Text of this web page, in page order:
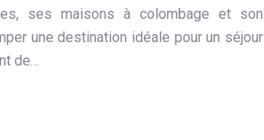
ses maisons à colombage et son
une destination idéale pour un séjour
de…